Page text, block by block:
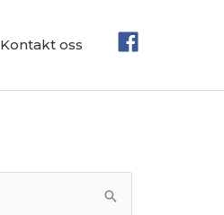
Kontakt oss